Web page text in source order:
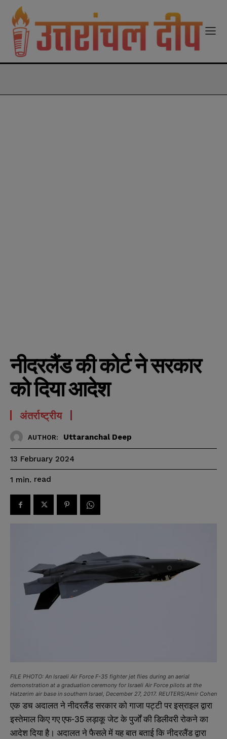
नीदरलैंड की कोर्ट ने सरकार
को दिया आदेश
अंतर्राष्ट्रीय
AUTHOR: Uttaranchal Deep
13 February 2024
1 min. read
FILE PHOTO: An Israeli Air Force F-35 fighter jet flies during an aerial
demonstration at a graduation ceremony for Israeli Air Force pilots at the
Hatzerim air base in southern Israel, December 27, 2017. REUTERS/Amir Cohen
एक डच अदालत ने नीदरलैंड सरकार को गाजा पट्टी पर इस्राइल द्वारा
इस्तेमाल किए गए एफ-35 लड़ाकू जेट के पुर्जों की डिलीवरी रोकने का
आदेश दिया है। अदालत ने फैसले में यह बात बताई कि नीदरलैंड द्वारा